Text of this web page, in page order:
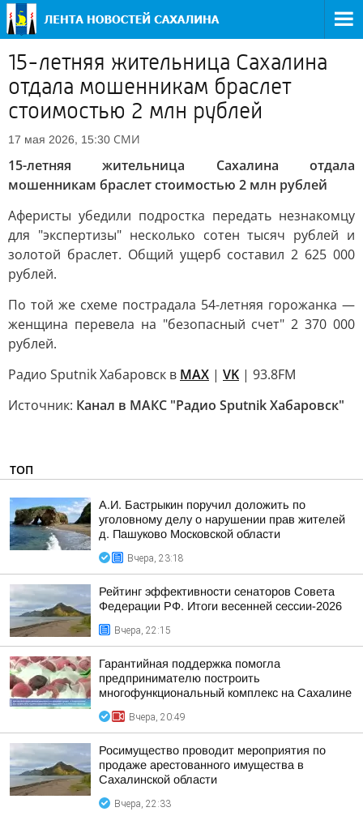
15-летняя жительница Сахалина
отдала мошенникам браслет
стоимостью 2 млн рублей
17 мая 2026, 15:30 СМИ
15-летняя жительница Сахалина отдала
мошенникам браслет стоимостью 2 млн рублей
Аферисты убедили подростка передать незнакомцу
для "экспертизы" несколько сотен тысяч рублей и
золотой браслет. Общий ущерб составил 2 625 000
рублей.
По той же схеме пострадала 54-летняя горожанка —
женщина перевела на "безопасный счет" 2 370 000
рублей.
Радио Sputnik Хабаровск в MAX | VK | 93.8FM
Источник: Канал в МАКС "Радио Sputnik Хабаровск"
ТОП
А.И. Бастрыкин поручил доложить по
уголовному делу о нарушении прав жителей
д. Пашуково Московской области
Вчера, 23:18
Рейтинг эффективности сенаторов Совета
Федерации РФ. Итоги весенней сессии-2026
Вчера, 22:15
Гарантийная поддержка помогла
предпринимателю построить
многофункциональный комплекс на Сахалине
Вчера, 20:49
Росимущество проводит мероприятия по
продаже арестованного имущества в
Сахалинской области
Вчера, 22:33